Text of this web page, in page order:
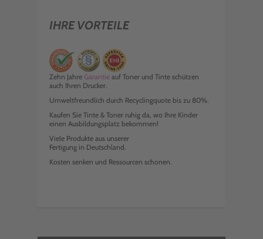
IHRE VORTEILE
Zehn Jahre Garantie auf Toner und Tinte schützen
auch Ihren Drucker.
Umweltfreundlich durch Recyclingquote bis zu 80%.
Kaufen Sie Tinte & Toner ruhig da, wo Ihre Kinder
einen Ausbildungsplatz bekommen!
Viele Produkte aus unserer
Fertigung in Deutschland.
Kosten senken und Ressourcen schonen.